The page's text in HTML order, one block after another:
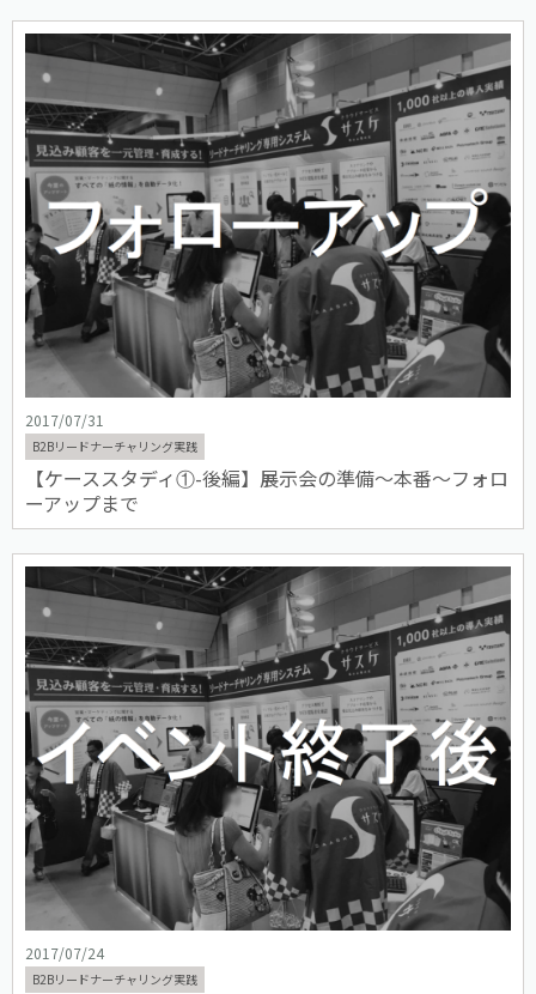
2017/07/31
B2Bリードナーチャリング実践
【ケーススタディ①-後編】展示会の準備〜本番〜フォロ
ーアップまで
2017/07/24
B2Bリードナーチャリング実践